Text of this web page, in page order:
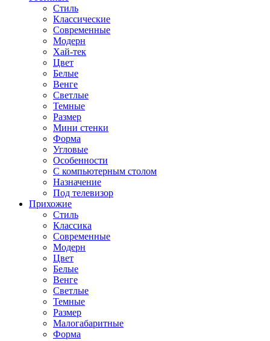
Стиль
Классические
Современные
Модерн
Хай-тек
Цвет
Белые
Венге
Светлые
Темные
Размер
Мини стенки
Форма
Угловые
Особенности
С компьютерным столом
Назначение
Под телевизор
Прихожие
Стиль
Классика
Современные
Модерн
Цвет
Белые
Венге
Светлые
Темные
Размер
Малогабаритные
Форма